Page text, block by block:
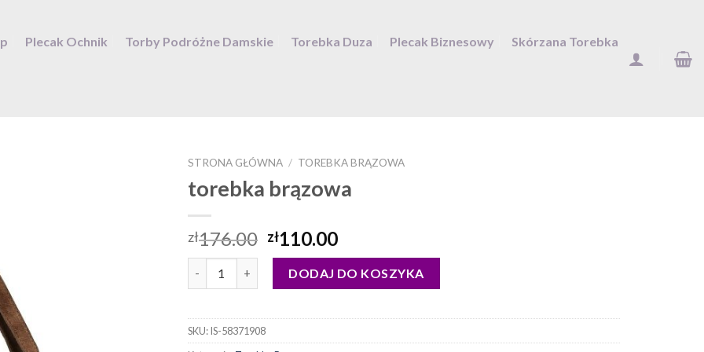
Plecak Ochnik Torby Podróżne Damskie Torebka Duza Plecak Biznesowy Skórzana Torebka
STRONA GŁÓWNA / TOREBKA BRĄZOWA
torebka brązowa
zł176.00 zł110.00
DODAJ DO KOSZYKA
SKU:IS-58371908